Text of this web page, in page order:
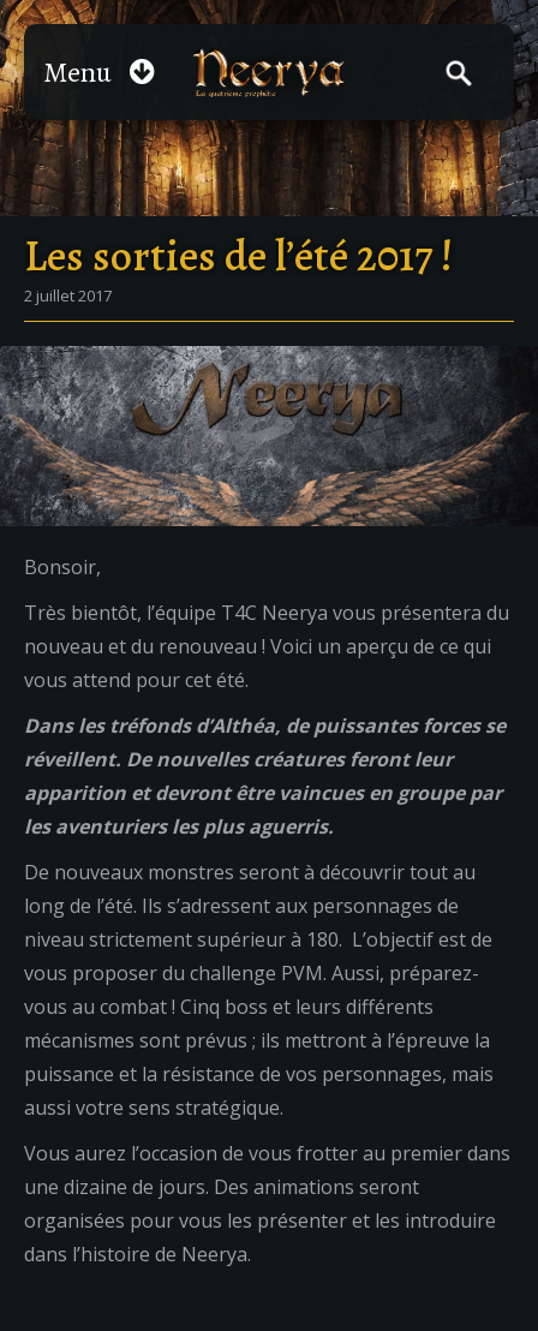
Menu
Les sorties de l’été 2017 !
2 juillet 2017
Bonsoir,
Très bientôt, l’équipe T4C Neerya vous présentera du
nouveau et du renouveau ! Voici un aperçu de ce qui
vous attend pour cet été.
Dans les tréfonds d’Althéa, de puissantes forces se
réveillent. De nouvelles créatures feront leur
apparition et devront être vaincues en groupe par
les aventuriers les plus aguerris.
De nouveaux monstres seront à découvrir tout au
long de l’été. Ils s’adressent aux personnages de
niveau strictement supérieur à 180. L’objectif est de
vous proposer du challenge PVM. Aussi, préparez-
vous au combat ! Cinq boss et leurs différents
mécanismes sont prévus ; ils mettront à l’épreuve la
puissance et la résistance de vos personnages, mais
aussi votre sens stratégique.
Vous aurez l’occasion de vous frotter au premier dans
une dizaine de jours. Des animations seront
organisées pour vous les présenter et les introduire
dans l’histoire de Neerya.